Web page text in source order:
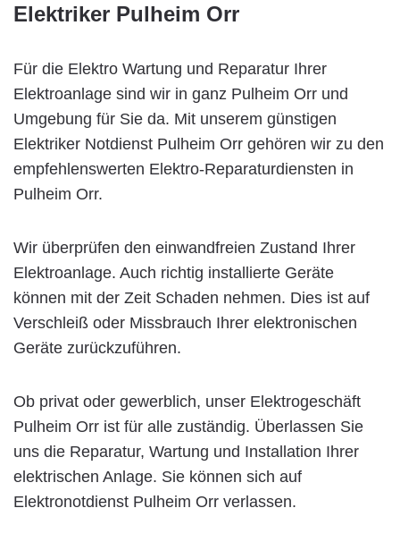
Elektriker Pulheim Orr
Für die Elektro Wartung und Reparatur Ihrer
Elektroanlage sind wir in ganz Pulheim Orr und
Umgebung für Sie da. Mit unserem günstigen
Elektriker Notdienst Pulheim Orr gehören wir zu den
empfehlenswerten Elektro-Reparaturdiensten in
Pulheim Orr.
Wir überprüfen den einwandfreien Zustand Ihrer
Elektroanlage. Auch richtig installierte Geräte
können mit der Zeit Schaden nehmen. Dies ist auf
Verschleiß oder Missbrauch Ihrer elektronischen
Geräte zurückzuführen.
Ob privat oder gewerblich, unser Elektrogeschäft
Pulheim Orr ist für alle zuständig. Überlassen Sie
uns die Reparatur, Wartung und Installation Ihrer
elektrischen Anlage. Sie können sich auf
Elektronotdienst Pulheim Orr verlassen.